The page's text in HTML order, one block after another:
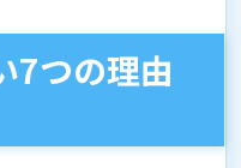
7つの理由